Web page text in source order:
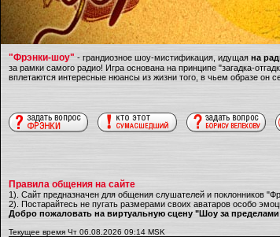
"Фрэнки-шоу" - грандиозное шоу-мистификация, идущая на
за рамки самого радио! Игра основана на принципе "загадка-
вплетаются интересные нюансы из жизни того, в чьем образе он
Правила общения на сайте
1). Сайт предназначен для общения слушателей и поклонников
2). Постарайтесь не пугать размерами своих аватаров особо
Добро пожаловать на виртуальную сцену "Шоу за пределами
Текущее время Чт 06.08.2026 09:14 MSK